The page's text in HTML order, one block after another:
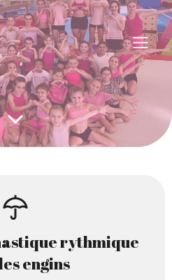
rythmique
engins